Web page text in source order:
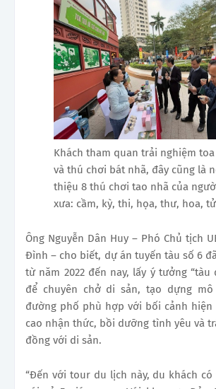
Khách tham quan trải nghiệm
và thú chơi bát nhã, đây cũng là
thiệu 8 thú chơi tao nhã của
xưa: cầm, kỳ, thi, họa, thư, hoa,
Ông Nguyễn Dân Huy – Phó Chủ tịch
Đình – cho biết, dự án tuyến tàu số 6
từ năm 2022 đến nay, lấy ý tưởng “tàu
để chuyên chở di sản, tạo dựng
đường phố phù hợp với bối cảnh
cao nhận thức, bồi dưỡng tình yêu và
đồng với di sản.
“Đến với tour du lịch này, du khách